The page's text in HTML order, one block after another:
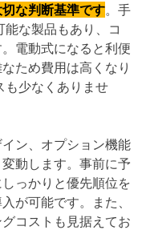
な判断基準です。手
な製品もあり、コ
電動式になると利便
ため費用は高くなり
も少なくありませ
ン、オプション機能
動します。事前に予
っかりと優先順位を
が可能です。また、
コストも見据えてお